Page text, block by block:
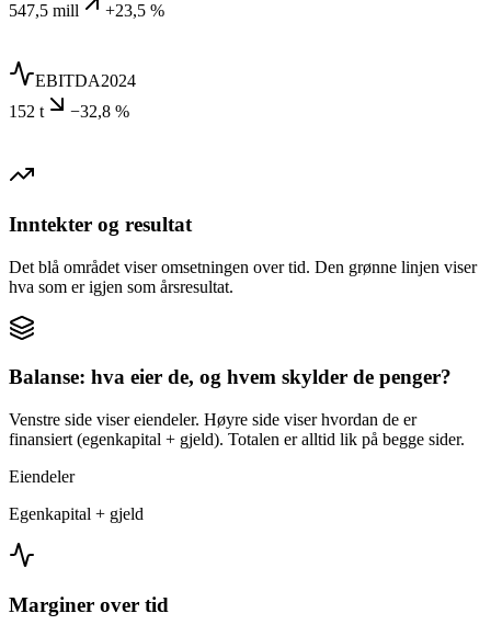
547,5 mill
+23,5 %
EBITDA2024
152 t
−32,8 %
Inntekter og resultat
Det blå området viser omsetningen over tid. Den grønne linjen viser
hva som er igjen som årsresultat.
Balanse: hva eier de, og hvem skylder de penger?
Venstre side viser eiendeler. Høyre side viser hvordan de er
finansiert (egenkapital + gjeld). Totalen er alltid lik på begge sider.
Eiendeler
Egenkapital + gjeld
Marginer over tid